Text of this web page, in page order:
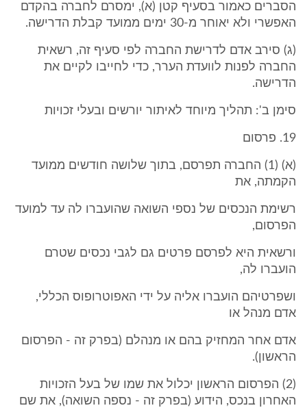
הסברים כאמור בסעיף קטן (א), ימסרם לחברה בהקדם
האפשרי ולא יאוחר מ-30 ימים ממועד קבלת הדרישה.
(ג) סירב אדם לדרישת החברה לפי סעיף זה, רשאית
החברה לפנות לוועדת הערר, כדי לחייבו לקיים את
הדרישה.
סימן ב': תהליך מיוחד לאיתור יורשים ובעלי זכויות
19. פרסום
(א) (1) החברה תפרסם, בתוך שלושה חודשים ממועד
הקמתה, את
רשימת הנכסים של נספי השואה שהועברו לה עד למועד
הפרסום,
ורשאית היא לפרסם פרטים גם לגבי נכסים שטרם
הועברו לה,
ושפרטיהם הועברו אליה על ידי האפוטרופוס הכללי,
אדם מנהל או
אדם אחר המחזיק בהם או מנהלם (בפרק זה - הפרסום
הראשון).
(2) הפרסום הראשון יכלול את שמו של בעל הזכויות
האחרון בנכס, הידוע (בפרק זה - נספה השואה), את שם